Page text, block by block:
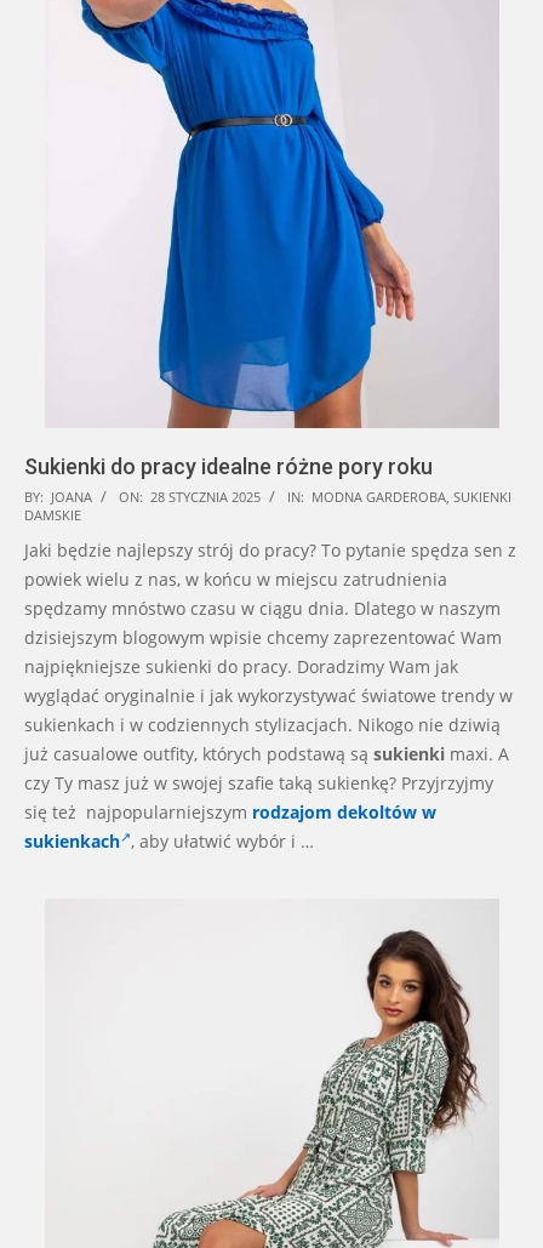
Sukienki do pracy idealne różne pory roku
2025-
01-
28
BY: JOANA ON: 28 STYCZNIA 2025 IN: MODNA GARDEROBA, SUKIENKI
DAMSKIE
Jaki będzie najlepszy strój do pracy? To pytanie spędza sen z
powiek wielu z nas, w końcu w miejscu zatrudnienia
spędzamy mnóstwo czasu w ciągu dnia. Dlatego w naszym
dzisiejszym blogowym wpisie chcemy zaprezentować Wam
najpiękniejsze sukienki do pracy. Doradzimy Wam jak
wyglądać oryginalnie i jak wykorzystywać światowe trendy w
sukienkach i w codziennych stylizacjach. Nikogo nie dziwią
już casualowe outfity, których podstawą są sukienki maxi. A
czy Ty masz już w swojej szafie taką sukienkę? Przyjrzyjmy
się też najpopularniejszym rodzajom dekoltów w
sukienkach , aby ułatwić wybór i …